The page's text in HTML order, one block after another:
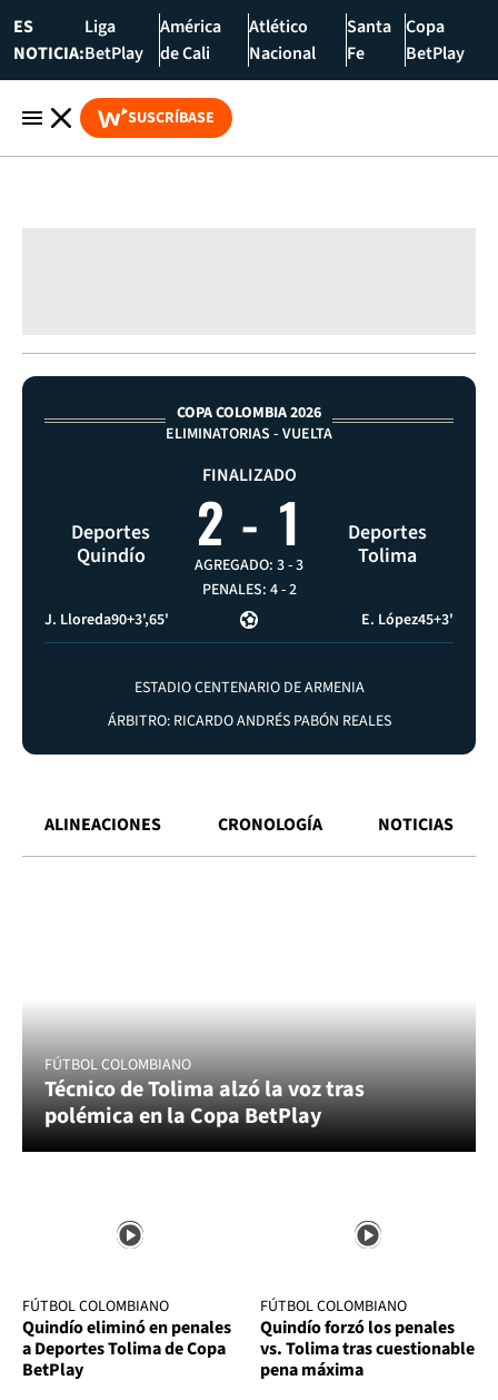
ES
NOTICIA:
Liga
BetPlay
América
de Cali
Atlético
Nacional
Santa
Fe
Copa
BetPlay
SUSCRÍBASE
COPA COLOMBIA 2026
ELIMINATORIAS - VUELTA
Deportes
Quindío
FINALIZADO
2 - 1
AGREGADO: 3-3
PENALES: 4-2
Deportes
Tolima
J. Lloreda90+3' 65' E. López45+3'
ESTADIO CENTENARIO DE ARMENIA
ÁRBITRO: RICARDO ANDRÉS PABÓN REALES
ALINEACIONES CRONOLOGÍA NOTICIAS
FÚTBOL COLOMBIANO
Técnico de Tolima alzó la voz tras
polémica en la Copa BetPlay
FÚTBOL COLOMBIANO
Quindío eliminó en penales
a Deportes Tolima de Copa
BetPlay
FÚTBOL COLOMBIANO
Quindío forzó los penales
vs. Tolima tras cuestionable
pena máxima